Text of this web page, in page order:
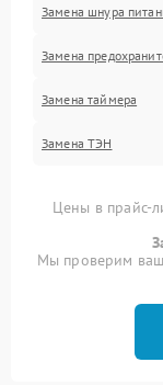
Замена шнура
Замена
Замена таймера
Замена ТЭН
Цены в прайс-
Мы проверим